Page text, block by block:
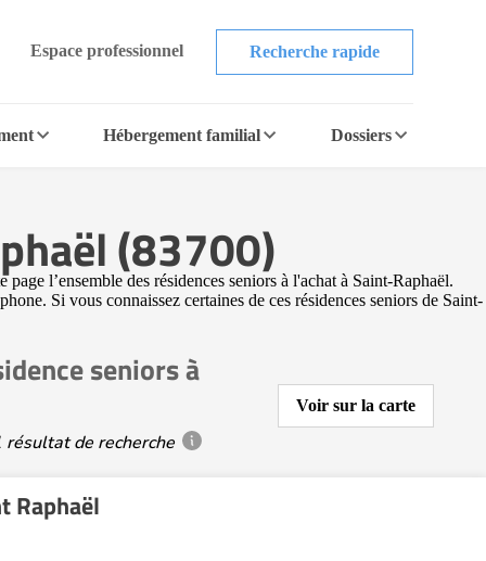
Espace professionnel Recherche rapide
Hébergement familial Dossiers
(83700)
l’ensemble des résidences seniors à l'achat à Saint-Raphaël.
Si vous connaissez certaines de ces résidences seniors de Saint-
seniors à
résultat de recherche
Voir sur la carte
Raphaël